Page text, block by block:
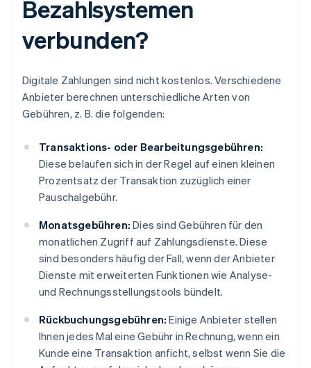
Bezahlsystemen
verbunden?
Digitale Zahlungen sind nicht kostenlos. Verschiedene
Anbieter berechnen unterschiedliche Arten von
Gebühren, z. B. die folgenden:
Transaktions- oder Bearbeitungsgebühren:
Diese belaufen sich in der Regel auf einen kleinen
Prozentsatz der Transaktion zuzüglich einer
Pauschalgebühr.
Monatsgebühren: Dies sind Gebühren für den
monatlichen Zugriff auf Zahlungsdienste. Diese
sind besonders häufig der Fall, wenn der Anbieter
Dienste mit erweiterten Funktionen wie Analyse-
und Rechnungsstellungstools bündelt.
Rückbuchungsgebühren: Einige Anbieter stellen
Ihnen jedes Mal eine Gebühr in Rechnung, wenn ein
Kunde eine Transaktion anficht, selbst wenn Sie die